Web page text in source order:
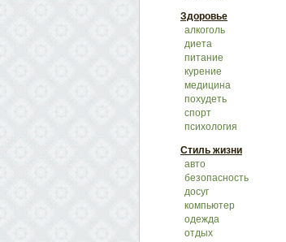
Здоровье
алкоголь
диета
питание
курение
медицина
похудеть
спорт
психология
Стиль жизни
авто
безопасность
досуг
компьютер
одежда
отдых